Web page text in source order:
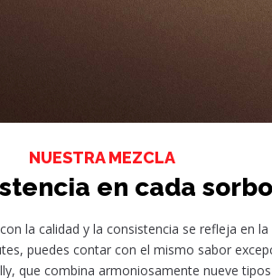
NUESTRA MEZCLA
en cada sorbo
la calidad y la consistencia se refleja en la
puedes contar con el mismo sabor
que combina armoniosamente nueve